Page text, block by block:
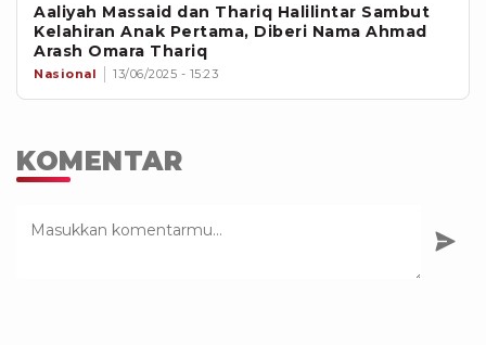
Aaliyah Massaid dan Thariq Halilintar Sambut
Kelahiran Anak Pertama, Diberi Nama Ahmad
Arash Omara Thariq
Nasional 13/06/2025 - 15:23
KOMENTAR